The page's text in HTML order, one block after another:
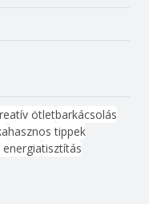
ötletbarkácsolás
hasznos tippek
tisztítás